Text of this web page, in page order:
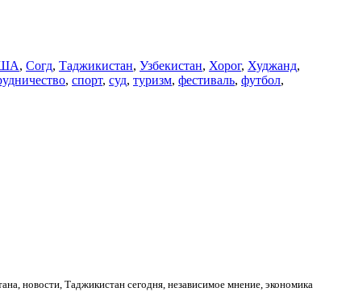
, Согд, Таджикистан, Узбекистан, Хорог, Худжанд,
, спорт, суд, туризм, фестиваль, футбол,
новости, Таджикистан сегодня, независимое мнение, экономика